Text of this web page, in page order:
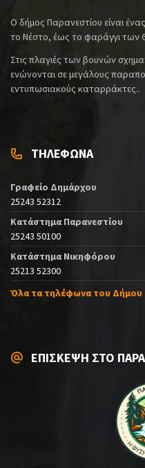
Ο δήμος Παρανεστίου είναι
το Νέστο, έως το φαράγγι των
Στις πλαγιές των βουνών
ενώνονται σε μεγάλους
εντυπωσιακούς καταρράκτες..
ΤΗΛΕΦΩΝΑ
Γραφείο Δημάρχου
25243 52312
Κατάστημα Παρανεστίου
25243 50100
Κατάστημα Νικηφόρου
25213 52300
Όλα τα τηλέφωνα του Δήμου
ΕΠΙΣΚΕΨΗ ΣΤΟ